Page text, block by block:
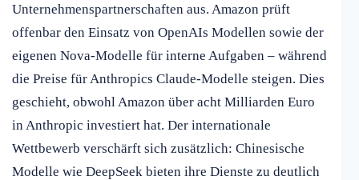
Unternehmenspartnerschaften aus. Amazon prüft
offenbar den Einsatz von OpenAIs Modellen sowie der
eigenen Nova-Modelle für interne Aufgaben – während
die Preise für Anthropics Claude-Modelle steigen. Dies
geschieht, obwohl Amazon über acht Milliarden Euro
in Anthropic investiert hat. Der internationale
Wettbewerb verschärft sich zusätzlich: Chinesische
Modelle wie DeepSeek bieten ihre Dienste zu deutlich